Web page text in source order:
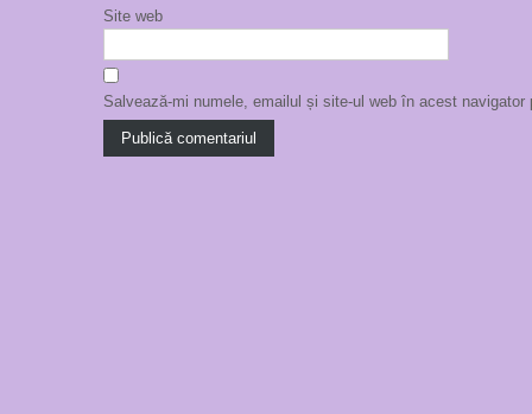
Site web
Salvează-mi numele, emailul și site-ul web în acest navigator